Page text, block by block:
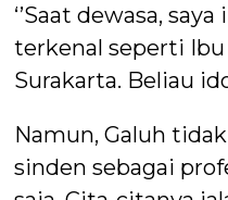
‘’Saat dewasa,
terkenal seperti Ibu
Surakarta. Beliau
Namun, Galuh
sinden sebagai